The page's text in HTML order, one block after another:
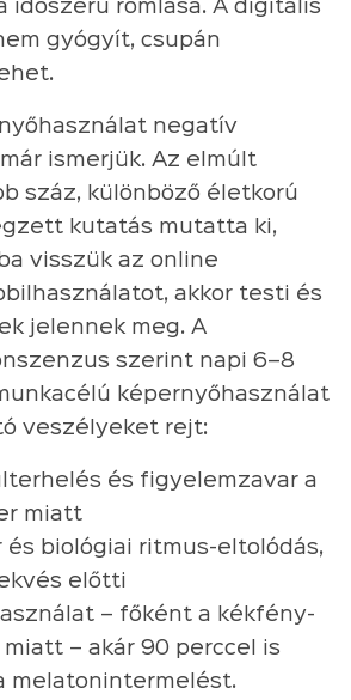
időszerű romlása. A digitális
gyógyít, csupán
negatív
ismerjük. Az elmúlt
száz, különböző életkorú
kutatás mutatta ki,
visszük az online
akkor testi és
jelennek meg. A
szerint napi 6–8
képernyőhasználat
veszélyeket rejt:
és figyelemzavar a
miatt
és biológiai ritmus-eltolódás,
előtti
– főként a kékfény-
miatt – akár 90 perccel is
melatonintermelést.